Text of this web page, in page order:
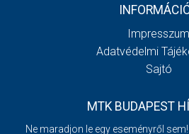
Impresszum
Adatvédelmi
Sajtó
MTK BUDAPEST
Ne maradjon le egy eseményről